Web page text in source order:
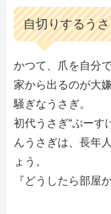
自切りするう
かつて、爪を自分
家から出るのが大
騒ぎなうさぎ。
初代うさぎ“ぷーす
んうさぎは、長年
ょう。
『どうしたら部屋